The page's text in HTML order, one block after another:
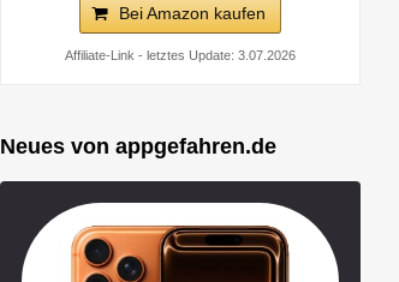
Bei Amazon kaufen
Affiliate-Link - letztes Update: 3.07.2026
Neues von appgefahren.de